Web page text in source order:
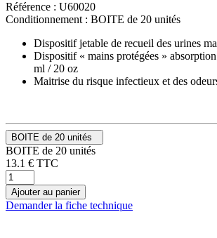
Référence : U60020
Conditionnement : BOITE de 20 unités
Dispositif jetable de recueil des urines
Dispositif « mains protégées »
ml / 20 oz
Maitrise du risque infectieux et des
BOITE de 20 unités
BOITE de 20 unités
13.1 € TTC
Ajouter au panier
Demander la fiche technique